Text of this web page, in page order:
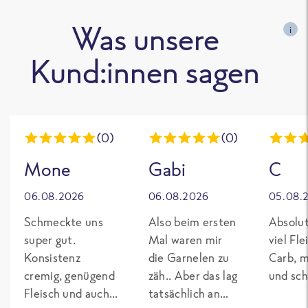
Was unsere
Kund:innen sagen
i
(0)
Mone
06.08.2026
Schmeckte uns
super gut.
Konsistenz
cremig, genügend
Fleisch und auch
(0)
Gabi
06.08.2026
Also beim ersten
Mal waren mir
die Garnelen zu
zäh.. Aber das lag
tatsächlich an
C
viel
Carb,
und